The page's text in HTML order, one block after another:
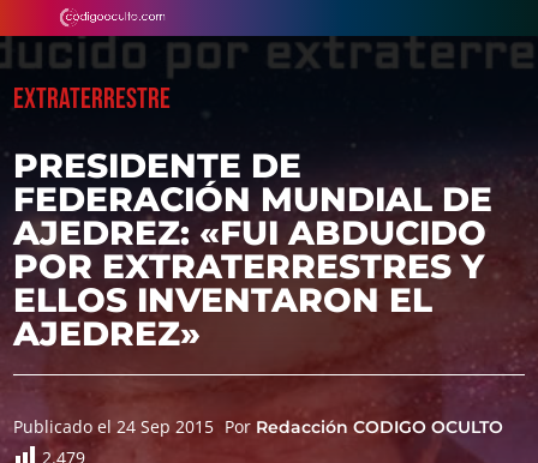
EXTRATERRESTRE
PRESIDENTE DE
FEDERACIÓN MUNDIAL DE
AJEDREZ: «FUI ABDUCIDO
POR EXTRATERRESTRES Y
ELLOS INVENTARON EL
AJEDREZ»
Publicado el 24 Sep 2015 Por Redacción CODIGO OCULTO
2.479